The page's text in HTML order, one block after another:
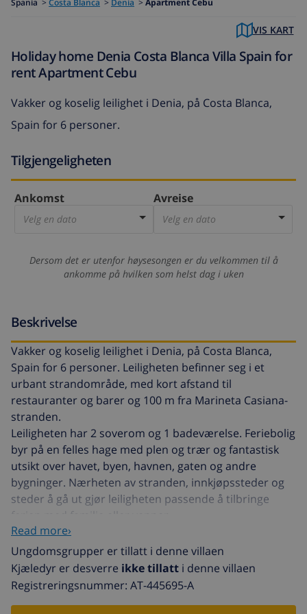
Spania > Costa Blanca > Denia > Apartment Cebu
VIS KART
Holiday home Denia Costa Blanca Villa Spain for
rent Apartment Cebu
Vakker og koselig leilighet i Denia, på Costa Blanca,
Spain for 6 personer.
Tilgjengeligheten
Ankomst
Velg en dato
Avreise
Velg en dato
Dersom det er utenfor høysesongen er du velkommen til å
ankomme på hvilken som helst dag i uken
Beskrivelse
Vakker og koselig leilighet i Denia, på Costa Blanca,
Spain for 6 personer. Leiligheten befinner seg i et
urbant strandområde, med kort afstand til
restauranter og barer og 100 m fra Marineta Casiana-
stranden.
Leiligheten har 2 soverom og 1 badeværelse. Feriebolig
byr på en felles hage med plen og trær og fantastisk
utsikt over havet, byen, havnen, gaten og andre
bygninger. Nærheten av stranden, innkjøpssteder og
steder å gå ut gjør leiligheten passende å tilbringe
ferien med familie eller venner.
Interiør av leiligheten
stue/spisestue med TV og sofaseng
overdekket balkong
Read more›
Ungdomsgrupper er tillatt i denne villaen
Kjæledyr er desverre ikke tillatt i denne villaen
Registreringsnummer: AT-445695-A